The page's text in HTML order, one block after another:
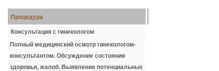
Процедура
Консультация с гинекологом
Полный медицинский осмотр гинекологом-
консультантом. Обсуждение состояния
здоровья, жалоб. Выявление потенциальных